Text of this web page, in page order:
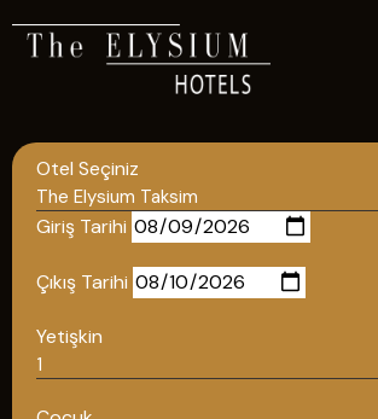
Otel Seçiniz
Giriş Tarihi
Çıkış Tarihi
Yetişkin
TÜM OTELLERIMIZ
İLETIŞIM
POLITIKALAR